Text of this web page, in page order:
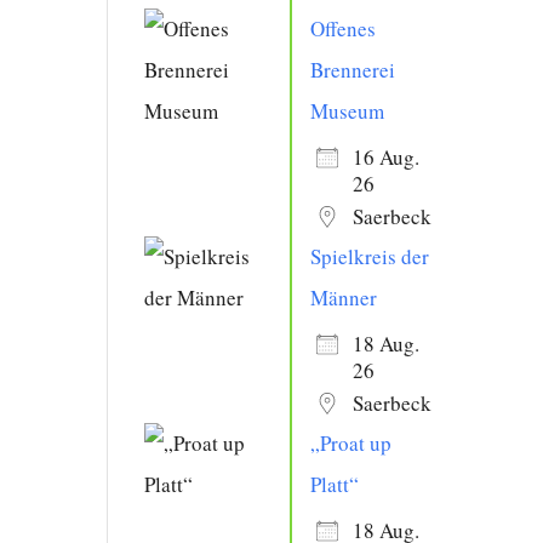
Offenes
Brennerei
Museum
16 Aug.
26
Saerbeck
Spielkreis der
Männer
18 Aug.
26
Saerbeck
„Proat up
Platt“
18 Aug.